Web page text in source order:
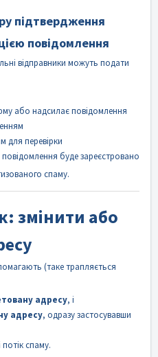
підтвердження
повідомлення
відправники можуть подати
або надсилає повідомлення
для перевірки
буде зареєстровано
спаму.
змінити або
(таке трапляється
адресу, і
адресу, одразу застосувавши
спаму.